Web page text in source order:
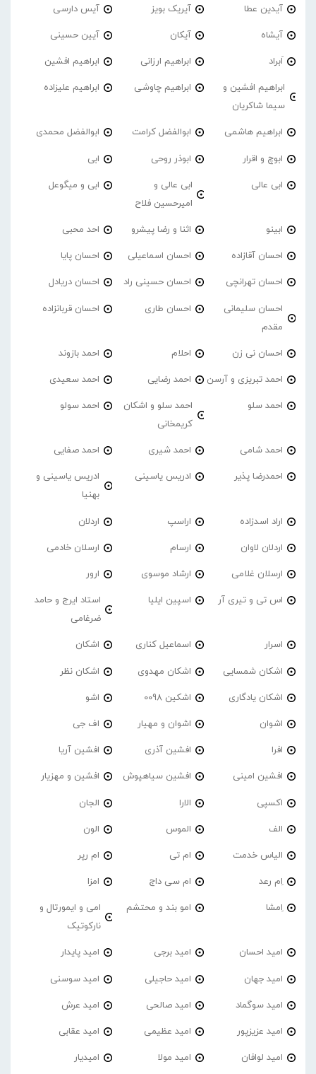
آیدین عطا آیریک بویز آیس دارسی
آیشاه آیکان آیین حسینی
اَبراد ابراهیم ارزانی ابراهیم افشین
ابراهیم افشین و
سیما شاکریان
ابراهیم چاوشی ابراهیم علیزاده
ابراهیم هاشمی ابوالفضل کرامت ابوالفضل محمدی
ابوچ و اقرار ابوذر روحی ابی
ابی عالی
ابی عالی و
امیرحسین فلاح
ابی و میگوعل
ابینو اثنا و رضا پیشرو احد محبی
احسان آقازاده احسان اسماعیلی احسان پایا
احسان تهرانچی احسان حسینی راد احسان دریادل
احسان سلیمانی
مقدم
احسان طاری احسان قربانزاده
احسان نی زن احلام احمد بازوند
احمد تبریزی و آرسن احمد‌ رضایی احمد سعیدی
احمد سلو
احمد سلو و اشکان
کریمخانی
احمد سولو
احمد شامی احمد شیری احمد صفایی
احمدرضا پذیر ادریس یاسینی
ادریس یاسینی و
بهنیا
اراد اسدزاده اراسپ اردلان
اردلان لاوان ارسام ارسلان خادمی
ارسلان غلامی ارشاد موسوی ارور
اس تی و تیری آر اسپین ایلیا
استاد ایرج و حامد
ضرغامی
اسرار اسماعیل کناری اشکان
اشکان شمسایی اشکان مهدوی اشکان نظر
اشکان یادگاری اشکین 0098 اشو
اشوان اشوان و مهیار اف جی
افرا افشین آذری افشین آریا
افشین امینی افشین سیاهپوش افشین و مهزیار
اکسپی الارا الجان
الف الموس الون
الیاس خدمت ام تی ام رپر
اِم رعد ام سی داج امزا
اِمشا امو بند و محتشم
امی و ایمورتال و
نارکوتیک
امید احسان امید برجی امید پایدار
امید جهان امید حاجیلی امید سوسنی
امید سوگماد امید صالحی امید عرش
امید عزیزپور امید عظیمی امید عقابی
امید لوافان امید مولا امیدیار